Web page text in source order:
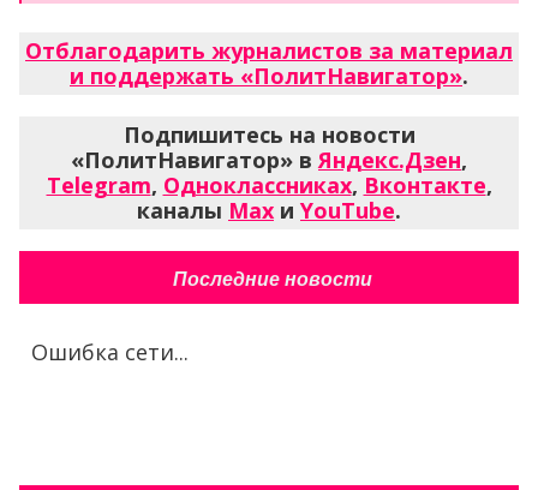
Отблагодарить журналистов за материал
и поддержать «ПолитНавигатор».
Подпишитесь на новости
«ПолитНавигатор» вЯндекс.Дзен,
Telegram, Одноклассниках, Вконтакте,
каналы Max и YouTube.
Последние новости
Ошибка сети...